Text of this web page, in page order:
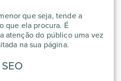
que seja, tende a
que ela procura. É
atenção do público uma vez
na sua página.